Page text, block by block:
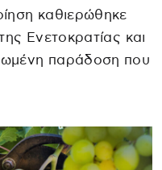
καθιερώθηκε
Ενετοκρατίας και
παράδοση που